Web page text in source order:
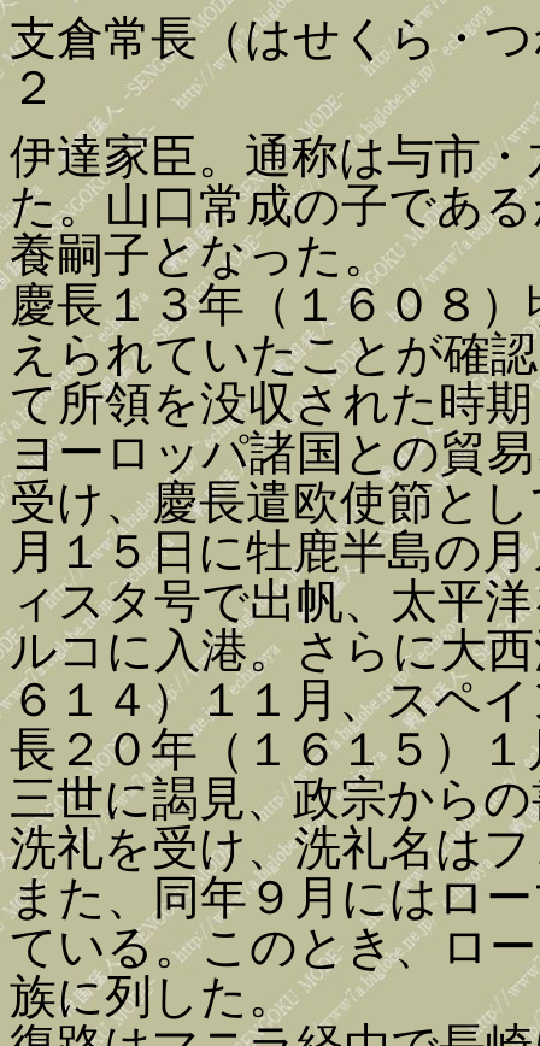
支倉常長（はせくら・
２
伊達家臣。通称は与市
た。山口常成の子であ
養嗣子となった。
慶長１３年（１６０８
えられていたことが確
て所領を没収された時
ヨーロッパ諸国との貿
受け、慶長遣欧使節と
月１５日に牡鹿半島の
ィスタ号で出帆、太平
ルコに入港。さらに大
６１４）１１月、スペ
長２０年（１６１５）
三世に謁見、政宗から
洗礼を受け、洗礼名は
また、同年９月にはロ
ている。このとき、ロ
族に列した。